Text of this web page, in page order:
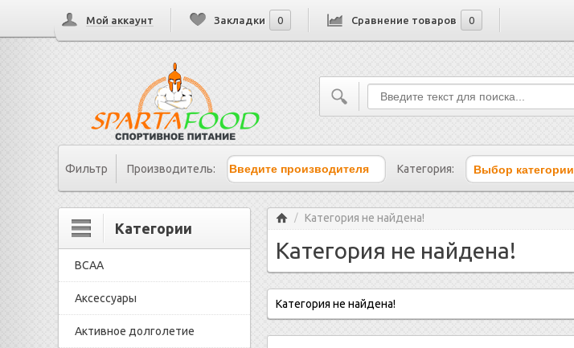
Мой аккаунт Закладки 0 Сравнение товаров 0
Фильтр Производитель: Категория: Выбор категории
Категории
BCAA
Аксессуары
Активное долголетие
Главная
/ Категория не найдена!
Категория не найдена!
Категория не найдена!